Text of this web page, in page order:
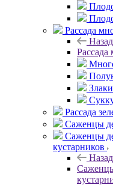
Рассада
Назад
Рассада
Рассада
Саженцы
Саженцы
кустарников
Назад